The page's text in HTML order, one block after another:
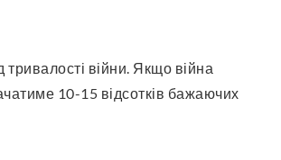
10-15 відсотків бажаючих